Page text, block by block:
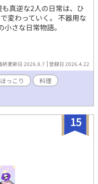
真逆な2人の日常は、ひ
変わっていく。 不器用な
さな日常物語。
終更新日 2026.8.7 登録日 2026.4.22
ほっこり
料理
15